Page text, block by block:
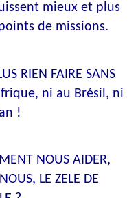
mieux et plus
de missions.
RIEN FAIRE SANS
ni au Brésil, ni
!
NOUS AIDER,
LE ZELE DE